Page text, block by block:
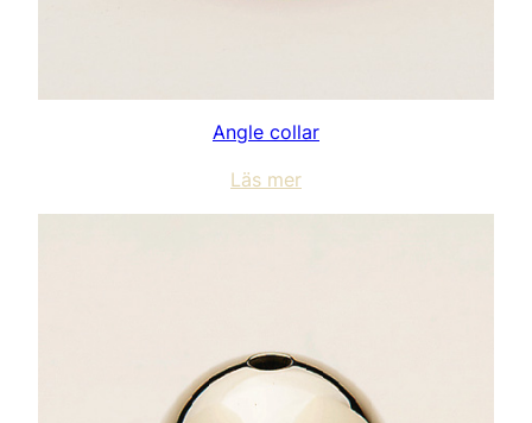
Angle collar
Läs mer